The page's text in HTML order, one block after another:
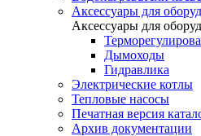
Аксессуары для
Аксессуары для
Дымоходы
Гидравлика
Электрические котлы
Тепловые насосы
Печатная версия
Архив документации